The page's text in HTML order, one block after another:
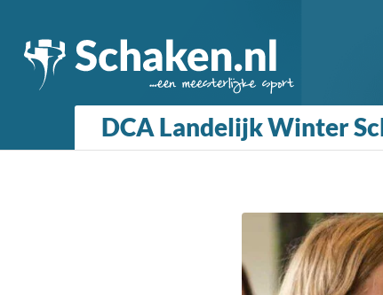
DCA Landelijk Winter